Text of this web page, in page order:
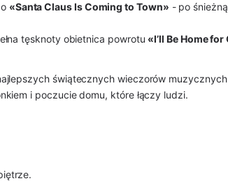
«Santa Claus Is Coming to Town» - po
tęsknoty obietnica powrotu «I’ll Be Home
świątecznych wieczorów
i poczucie domu, które łączy ludzi.